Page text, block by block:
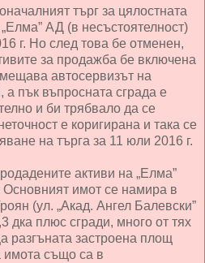
търг за цялостната
АД (в несъстоятелност)
г. Но след това бе отменен,
за продажба бе включена
автосервизът на
пък въпросната сграда е
и би трябвало да се
е коригирана и така се
на търга за 11 юли 2016 г.
активи на „Елма”
имот се намира в
(ул. „Акад. Ангел Балевски”
дка плюс сгради, много от тях
разгъната застроена площ
имота също са в